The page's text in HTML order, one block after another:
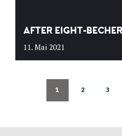
AFTER EIGHT-BECHER
11. Mai 2021
1 2 3